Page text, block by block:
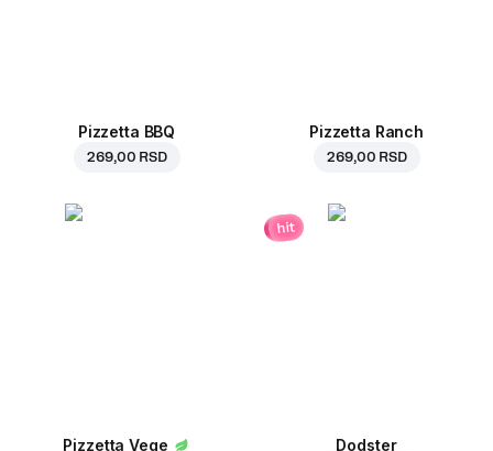
Pizzetta BBQ
269,00 RSD
Pizzetta Ranch
269,00 RSD
Pizzetta Vege
hit
Dodster